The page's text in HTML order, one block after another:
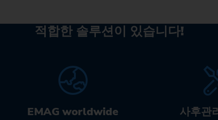
적합한 솔루션이 있습니다!
EMAG worldwide 사후관